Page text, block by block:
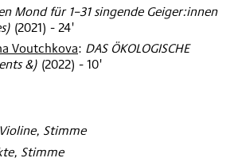
Mond für 1–31 singende Geiger:innen
(2021) - 24'
Voutchkova: DAS ÖKOLOGISCHE
&) (2022) - 10'
Violine, Stimme
Stimme